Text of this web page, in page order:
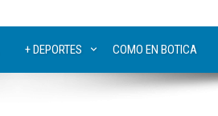
+ DEPORTES COMO EN BOTICA